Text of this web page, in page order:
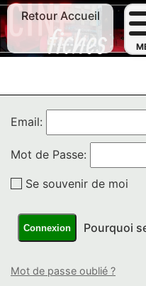
Retour Accueil
Email:
Mot de Passe:
Se souvenir de moi
Connexion Pourquoi
Mot de passe oublié ?